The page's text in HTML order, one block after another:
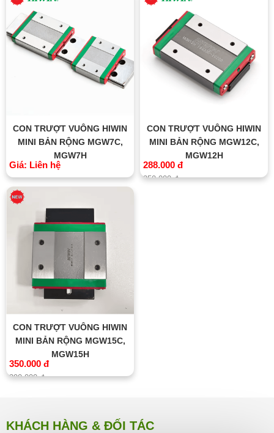
CON TRƯỢT VUÔNG HIWIN
MINI BẢN RỘNG MGW7C,
MGW7H
Giá: Liên hệ
CON TRƯỢT VUÔNG HIWIN
MINI BẢN RỘNG MGW12C,
MGW12H
288.000 đ
350.000 đ
CON TRƯỢT VUÔNG HIWIN
MINI BẢN RỘNG MGW15C,
MGW15H
350.000 đ
390.000 đ
KHÁCH HÀNG & ĐỐI TÁC